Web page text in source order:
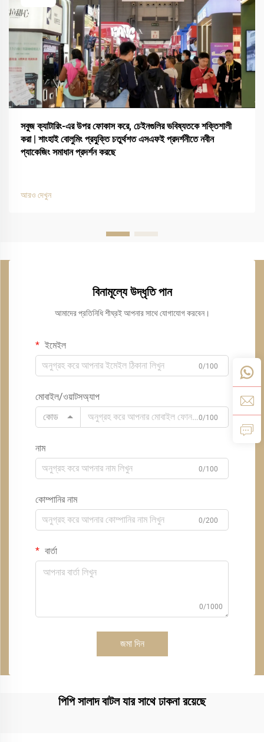
সবুজ ক্যাটারিং-এর উপর ফোকাস করে, চেইনগুলির ভবিষ্যতকে শক্তিশালী
করা | শাংহাই বোলুমিং প্রযুক্তি চতুর্থশত এসএফই প্রদর্শনীতে নবীন
প্যাকেজিং সমাধান প্রদর্শন করছে
আরও দেখুন
বিনামূল্যে উদ্ধৃতি পান
আমাদের প্রতিনিধি শীঘ্রই আপনার সাথে যোগাযোগ করবেন।
ইমেইল
0/100
মোবাইল/ওয়াটসঅ্যাপ
কোড
0/100
নাম
0/100
কোম্পানির নাম
0/200
বার্তা
0/1000
জমা দিন
পিপি সালাদ বাটল যার সাথে ঢাকনা রয়েছে